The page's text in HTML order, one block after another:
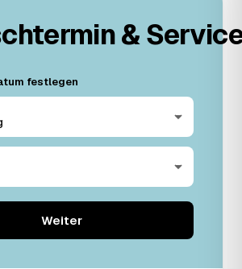
&
festlegen
Weiter